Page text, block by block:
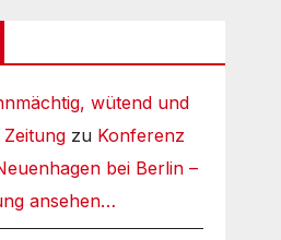
wütend und
zu Konferenz
bei Berlin –
ansehen…